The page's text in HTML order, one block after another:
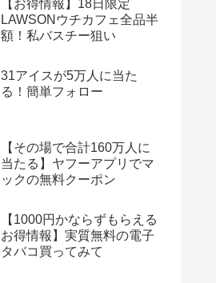
【お得情報】18日限定
LAWSONウチカフェ全品半
額！私バスチー狙い
31アイスが5万人に当た
る！簡単フォロー
【その場で合計160万人に
当たる】ヤフーアプリでマ
ックの無料クーポン
【1000円かならずもらえる
お得情報】実質無料の電子
タバコ買ってみて